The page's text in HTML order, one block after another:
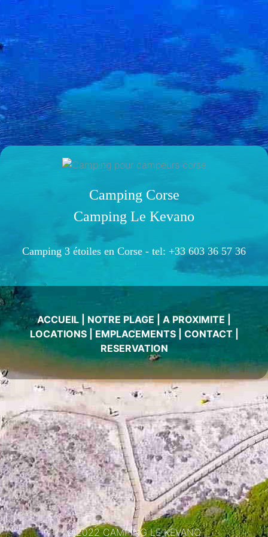
Camping Corse
Camping Le Kevano
Camping 3 étoiles en Corse - tel: +33 603 36 57 36
ACCUEIL NOTRE PLAGE A PROXIMITE
LOCATIONS|EMPLACEMENTS| CONTACT|
RESERVATION
©2022 CAMPING LE KEVANO